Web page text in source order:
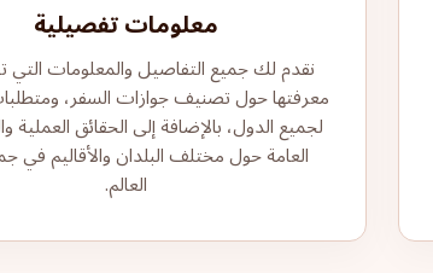
معلومات تفصيلية
نقدم لك جميع التفاصيل والمعلومات التي
معرفتها حول تصنيف جوازات السفر،
لجميع الدول، بالإضافة إلى الحقائق العملية
العامة حول مختلف البلدان والأقاليم في
العالم.